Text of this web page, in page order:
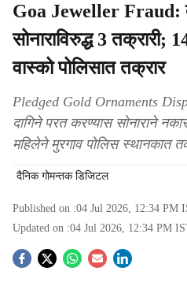
Goa Jeweller Fraud:
सोनाराविरुद्ध 3
वास्को पोलिसात तक्रार
Pledged Gold Ornaments
दागिने परत करण्यास सोनाराने
महिलेने मुरगाव पोलिस स्थानकात
दैनिक गोमन्तक डिजिटल
Published on :04 Jul 2026, 12:34 PM
Updated on :04 Jul 2026, 12:34 PM
S